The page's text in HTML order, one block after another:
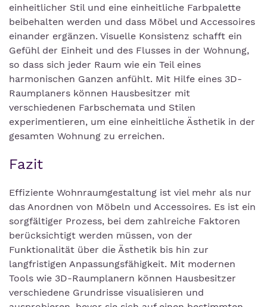
einheitlicher Stil und eine einheitliche Farbpalette
beibehalten werden und dass Möbel und Accessoires
einander ergänzen. Visuelle Konsistenz schafft ein
Gefühl der Einheit und des Flusses in der Wohnung,
so dass sich jeder Raum wie ein Teil eines
harmonischen Ganzen anfühlt. Mit Hilfe eines 3D-
Raumplaners können Hausbesitzer mit
verschiedenen Farbschemata und Stilen
experimentieren, um eine einheitliche Ästhetik in der
gesamten Wohnung zu erreichen.
Fazit
Effiziente Wohnraumgestaltung ist viel mehr als nur
das Anordnen von Möbeln und Accessoires. Es ist ein
sorgfältiger Prozess, bei dem zahlreiche Faktoren
berücksichtigt werden müssen, von der
Funktionalität über die Ästhetik bis hin zur
langfristigen Anpassungsfähigkeit. Mit modernen
Tools wie 3D-Raumplanern können Hausbesitzer
verschiedene Grundrisse visualisieren und